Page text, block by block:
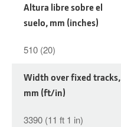
Altura libre sobre el
suelo, mm (inches)
510 (20)
Width over fixed tracks,
mm (ft/in)
3390 (11 ft 1 in)